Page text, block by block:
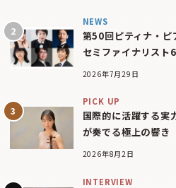
NEWS
第50回ピティナ・ピ
セミファイナリスト
2026年7月29日
PICK UP
国際的に活躍する実
が奏でる極上の響き
2026年8月2日
INTERVIEW